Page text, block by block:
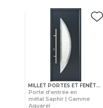
MILLET PORTES ET FENÊTRES
Porte d'entrée en
métal Saphir | Gamme
Aquarel